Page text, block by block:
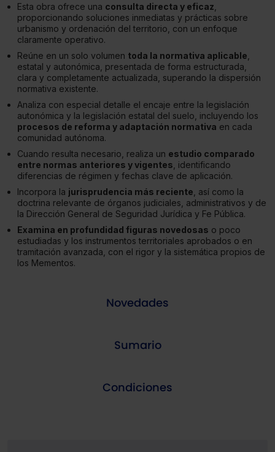
Esta obra ofrece una consulta directa y eficaz
proporcionando soluciones inmediatas y prácticas sobre
urbanismo y ordenación del territorio, con un enfoque
claramente operativo.
Reúne en un solo volumen toda la normativa aplicable
estatal y autonómica, presentada de forma estructurada,
clara y completamente actualizada, superando la dispersión
normativa existente.
Analiza con especial detalle el encaje entre la legislación
autonómica y la legislación estatal del suelo, incluyendo los
procesos de reforma y adaptación normativa en cada
comunidad autónoma.
Cuando resulta necesario, realiza un estudio comparado
entre normas anteriores y vigentes , identificando
diferencias de régimen y fechas clave de aplicación.
Incorpora la jurisprudencia más reciente , así como la
doctrina relevante de órganos judiciales, administrativos y de
la Dirección General de Seguridad Jurídica y Fe Pública.
Examina en profundidad figuras novedosas o poco
estudiadas y los instrumentos territoriales aprobados o en
tramitación avanzada, con el rigor y la sistemática propios de
los Mementos.
Novedades
Sumario
Condiciones